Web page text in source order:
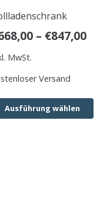
– €847,00
MwSt.
Versand
Ausführung wählen